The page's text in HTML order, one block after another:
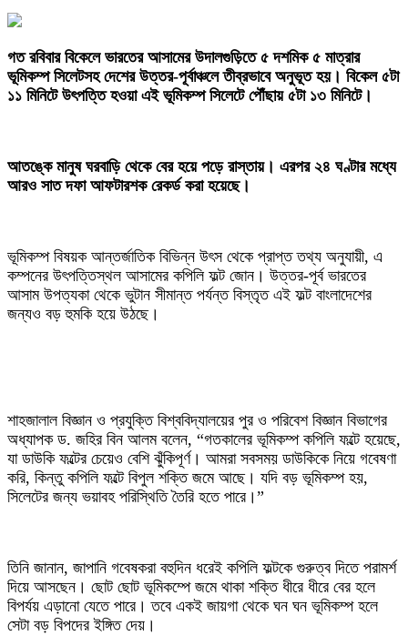
গত রবিবার বিকেলে ভারতের আসামের উদালগুড়িতে ৫ দশমিক ৫ মাত্রার
ভূমিকম্প সিলেটসহ দেশের উত্তর-পূর্বাঞ্চলে তীব্রভাবে অনুভূত হয়। বিকেল ৫টা
১১ মিনিটে উৎপত্তি হওয়া এই ভূমিকম্প সিলেটে পৌঁছায় ৫টা ১৩ মিনিটে।
‎আতঙ্কে মানুষ ঘরবাড়ি থেকে বের হয়ে পড়ে রাস্তায়। এরপর ২৪ ঘণ্টার মধ্যে
আরও সাত দফা আফটারশক রেকর্ড করা হয়েছে।
‎ভূমিকম্প বিষয়ক আন্তর্জাতিক বিভিন্ন উৎস থেকে প্রাপ্ত তথ্য অনুযায়ী, এ
কম্পনের উৎপত্তিস্থল আসামের কপিলি ফল্ট জোন। উত্তর-পূর্ব ভারতের
আসাম উপত্যকা থেকে ভুটান সীমান্ত পর্যন্ত বিস্তৃত এই ফল্ট বাংলাদেশের
জন্যও বড় হুমকি হয়ে উঠছে।
‎শাহজালাল বিজ্ঞান ও প্রযুক্তি বিশ্ববিদ্যালয়ের পুর ও পরিবেশ বিজ্ঞান বিভাগের
অধ্যাপক ড. জহির বিন আলম বলেন, “গতকালের ভূমিকম্প কপিলি ফল্টে হয়েছে,
যা ডাউকি ফল্টের চেয়েও বেশি ঝুঁকিপূর্ণ। আমরা সবসময় ডাউকিকে নিয়ে গবেষণা
করি, কিন্তু কপিলি ফল্টে বিপুল শক্তি জমে আছে। যদি বড় ভূমিকম্প হয়,
সিলেটের জন্য ভয়াবহ পরিস্থিতি তৈরি হতে পারে।”
‎তিনি জানান, জাপানি গবেষকরা বহুদিন ধরেই কপিলি ফল্টকে গুরুত্ব দিতে পরামর্শ
দিয়ে আসছেন। ছোট ছোট ভূমিকম্পে জমে থাকা শক্তি ধীরে ধীরে বের হলে
বিপর্যয় এড়ানো যেতে পারে। তবে একই জায়গা থেকে ঘন ঘন ভূমিকম্প হলে
সেটা বড় বিপদের ইঙ্গিত দেয়।